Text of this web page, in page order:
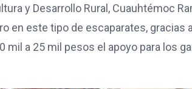
y Desarrollo Rural, Cuauhtémoc
en este tipo de escaparates, gracias
mil a 25 mil pesos el apoyo para los